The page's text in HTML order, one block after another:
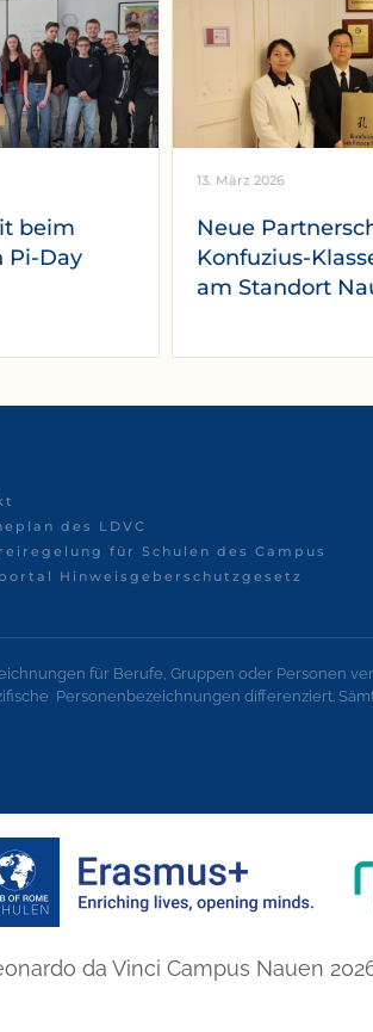
beim
Pi-Day
13. März 2026
Neue
Konfuzius-
am Standort
des LDVC
für Schulen des Campus
Hinweisgeberschutzgesetz
für Berufe, Gruppen oder Personen
Personenbezeichnungen differenziert.
da Vinci Campus Nauen